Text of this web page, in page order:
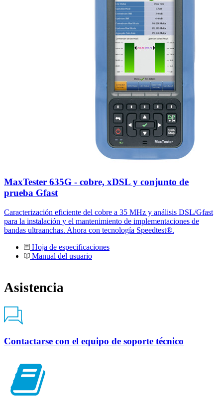
MaxTester 635G - cobre, xDSL y conjunto de
prueba Gfast
Caracterización eficiente del cobre a 35 MHz y análisis DSL/Gfast
para la instalación y el mantenimiento de implementaciones de
bandas ultraanchas. Ahora con tecnología Speedtest®.
Hoja de especificaciones
Manual del usuario
Asistencia
Contactarse con el equipo de soporte técnico